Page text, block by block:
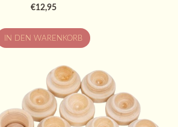
€12,95
IN DEN WARENKORB